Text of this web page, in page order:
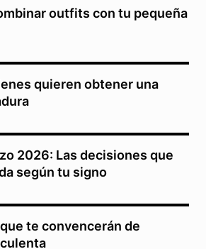
outfits con tu pequeña
quieren obtener una
2026: Las decisiones que
según tu signo
te convencerán de